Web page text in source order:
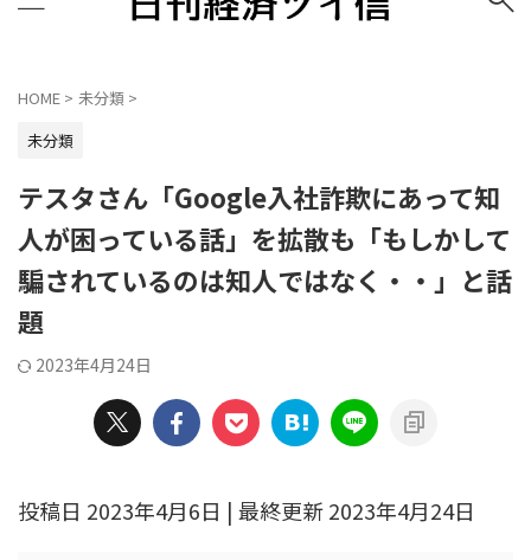
HOME > 未分類 >
未分類
テスタさん「Google入社詐欺にあって知
人が困っている話」を拡散も「もしかして
騙されているのは知人ではなく・・」と話
題
2023年4月24日
投稿日 2023年4月6日 | 最終更新 2023年4月24日